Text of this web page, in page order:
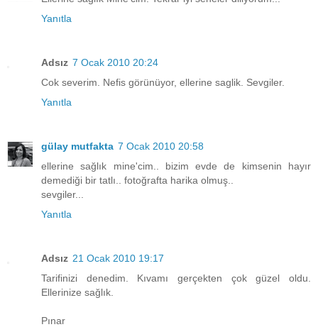
Yanıtla
Adsız 7 Ocak 2010 20:24
Cok severim. Nefis görünüyor, ellerine saglik. Sevgiler.
Yanıtla
gülay mutfakta 7 Ocak 2010 20:58
ellerine sağlık mine'cim.. bizim evde de kimsenin hayır
demediği bir tatlı.. fotoğrafta harika olmuş..
sevgiler...
Yanıtla
Adsız 21 Ocak 2010 19:17
Tarifinizi denedim. Kıvamı gerçekten çok güzel oldu.
Ellerinize sağlık.
Pınar